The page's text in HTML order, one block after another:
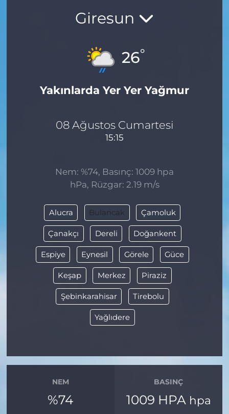
Giresun
26°
Yakınlarda Yer Yer Yağmur
08 Ağustos Cumartesi
15:15
Nem: %74, Basınç: 1009 hpa
hPa, Rüzgar: 2.19 m/s
Alucra Bulancak Çamoluk
Çanakçı Dereli Doğankent
Espiye Eynesil Görele Güce
Keşap Merkez Piraziz
Şebinkarahisar Tirebolu
Yağlıdere
NEM
%74
BASINÇ
1009 HPA hpa
GENEL
GÜNCEL